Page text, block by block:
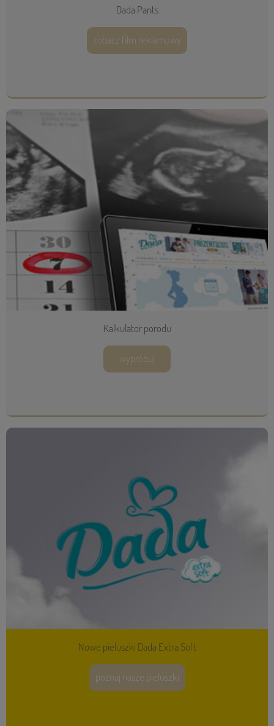
Dada Pants
zobacz film reklamowy
Kalkulator porodu
wypróbuj
Nowe pieluszki Dada Extra Soft
poznaj nasze pieluszki